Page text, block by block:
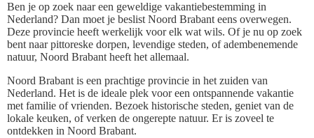
Ben je op zoek naar een geweldige vakantiebestemming in
Nederland? Dan moet je beslist Noord Brabant eens overwegen.
Deze provincie heeft werkelijk voor elk wat wils. Of je nu op zoek
bent naar pittoreske dorpen, levendige steden, of adembenemende
natuur, Noord Brabant heeft het allemaal.
Noord Brabant is een prachtige provincie in het zuiden van
Nederland. Het is de ideale plek voor een ontspannende vakantie
met familie of vrienden. Bezoek historische steden, geniet van de
lokale keuken, of verken de ongerepte natuur. Er is zoveel te
ontdekken in Noord Brabant.